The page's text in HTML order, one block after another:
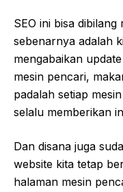
SEO ini bisa
sebenarnya adalah
mengabaikan
mesin pencari,
padalah setiap
selalu memberikan
Dan disana juga
website kita tetap
halaman mesin